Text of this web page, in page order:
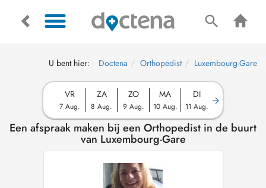
U bent hier: Doctena Orthopedist Luxembourg-Gare
VR
7 Aug.
ZA
8 Aug.
ZO
9 Aug.
MA
10 Aug.
DI
11 Aug.
Een afspraak maken bij een Orthopedist in de buurt
van Luxembourg-Gare